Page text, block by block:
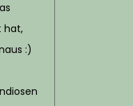
hat,
:)